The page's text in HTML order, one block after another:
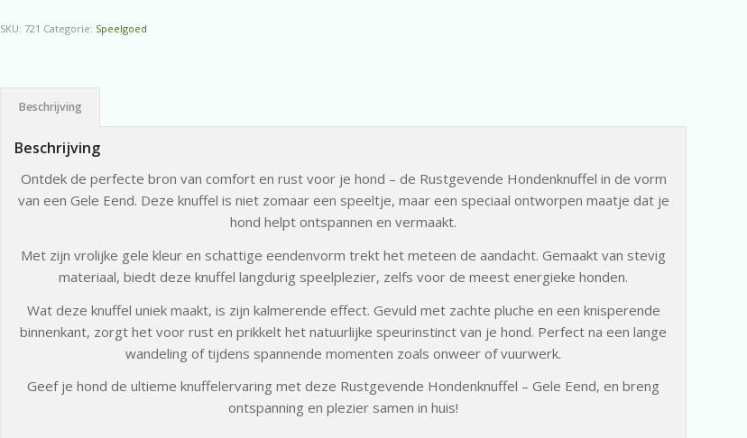
SKU: 721 Categorie: Speelgoed
Beschrijving
Beschrijving
Ontdek de perfecte bron van comfort en rust voor je hond – de Rustgevende Hondenknuffel in de vorm
van een Gele Eend. Deze knuffel is niet zomaar een speeltje, maar een speciaal ontworpen maatje dat je
hond helpt ontspannen en vermaakt.
Met zijn vrolijke gele kleur en schattige eendenvorm trekt het meteen de aandacht. Gemaakt van stevig
materiaal, biedt deze knuffel langdurig speelplezier, zelfs voor de meest energieke honden.
Wat deze knuffel uniek maakt, is zijn kalmerende effect. Gevuld met zachte pluche en een knisperende
binnenkant, zorgt het voor rust en prikkelt het natuurlijke speurinstinct van je hond. Perfect na een lange
wandeling of tijdens spannende momenten zoals onweer of vuurwerk.
Geef je hond de ultieme knuffelervaring met deze Rustgevende Hondenknuffel – Gele Eend, en breng
ontspanning en plezier samen in huis!